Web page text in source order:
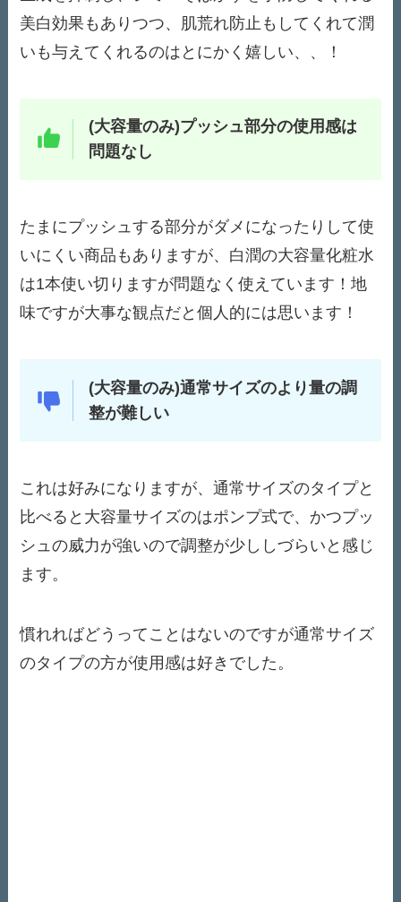
美白効果もありつつ、肌荒れ防止もしてくれて潤
いも与えてくれるのはとにかく嬉しい、、！
(大容量のみ)プッシュ部分の使用感は
問題なし
たまにプッシュする部分がダメになったりして使
いにくい商品もありますが、白潤の大容量化粧水
は1本使い切りますが問題なく使えています！地
味ですが大事な観点だと個人的には思います！
(大容量のみ)通常サイズのより量の調
整が難しい
これは好みになりますが、通常サイズのタイプと
比べると大容量サイズのはポンプ式で、かつプッ
シュの威力が強いので調整が少ししづらいと感じ
ます。
慣れればどうってことはないのですが通常サイズ
のタイプの方が使用感は好きでした。